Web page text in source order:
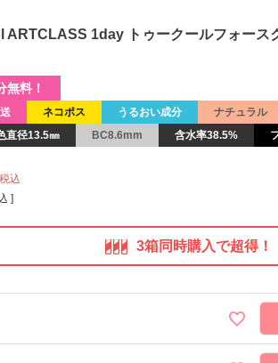
1day トゥークールフォース
ネコポス うるおい成分 ナチュラル
直径13.5㎜ BC8.6mm 含水率38.5%
無料！
税込
3箱同時購入で超得！